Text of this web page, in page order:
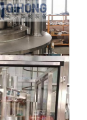
منزل
المنتجات
حول بنا
جولة في المعمل
ضبط الجودة
اتصل بنا